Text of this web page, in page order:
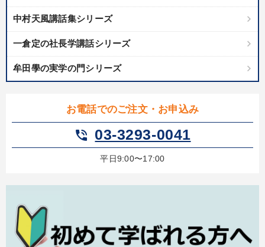
中村天風講話集シリーズ
一倉定の社長学講話シリーズ
牟田學の実学の門シリーズ
お電話でのご注文・お申込み
phone_in_talk 03-3293-0041
平日9:00〜17:00